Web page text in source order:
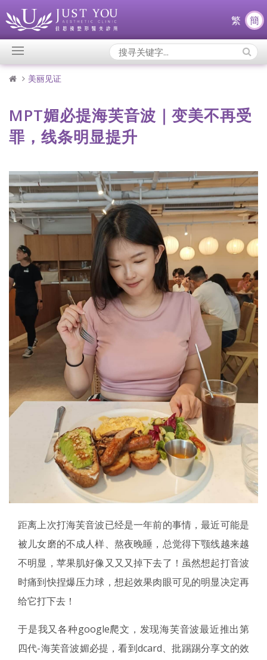
繁 簡
Search
Icons:
美丽见证
MPT媚必提海芙音波｜变美不再受
罪，线条明显提升
距离上次打海芙音波已经是一年前的事情，最近可能是
被儿女磨的不成人样、熬夜晚睡，总觉得下颚线越来越
不明显，苹果肌好像又又又掉下去了！虽然想起打音波
时痛到快捏爆压力球，想起效果肉眼可见的明显决定再
给它打下去！
于是我又各种google爬文，发现海芙音波最近推出第
四代-海芙音波媚必提，看到dcard、批踢踢分享文的效